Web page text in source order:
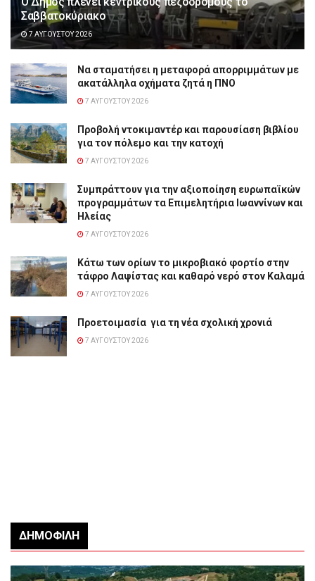
Σαββατοκύριακο
7 ΑΥΓΟΎΣΤΟΥ 2026
Να σταματήσει η μεταφορά απορριμμάτων με
ακατάλληλα οχήματα ζητά η ΠΝΟ
7 ΑΥΓΟΎΣΤΟΥ 2026
Προβολή ντοκιμαντέρ και παρουσίαση βιβλίου
για τον πόλεμο και την κατοχή
7 ΑΥΓΟΎΣΤΟΥ 2026
Συμπράττουν για την αξιοποίηση ευρωπαϊκών
προγραμμάτων τα Επιμελητήρια Ιωαννίνων και
Ηλείας
7 ΑΥΓΟΎΣΤΟΥ 2026
Κάτω των ορίων το μικροβιακό φορτίο στην
τάφρο Λαψίστας και καθαρό νερό στον Καλαμά
7 ΑΥΓΟΎΣΤΟΥ 2026
Προετοιμασία για τη νέα σχολική χρονιά
7 ΑΥΓΟΎΣΤΟΥ 2026
ΔΗΜΟΦΙΛΉ